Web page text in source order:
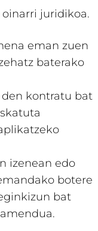
juridikoa.
eman zuen
baterako
den kontratu bat
izenean edo
botere
bat